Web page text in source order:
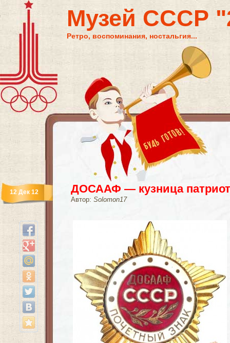
Музей СССР
Ретро, воспоминания, ностальгия...
ДОСААФ — кузница
Автор: Solomon17
12 Дек 12